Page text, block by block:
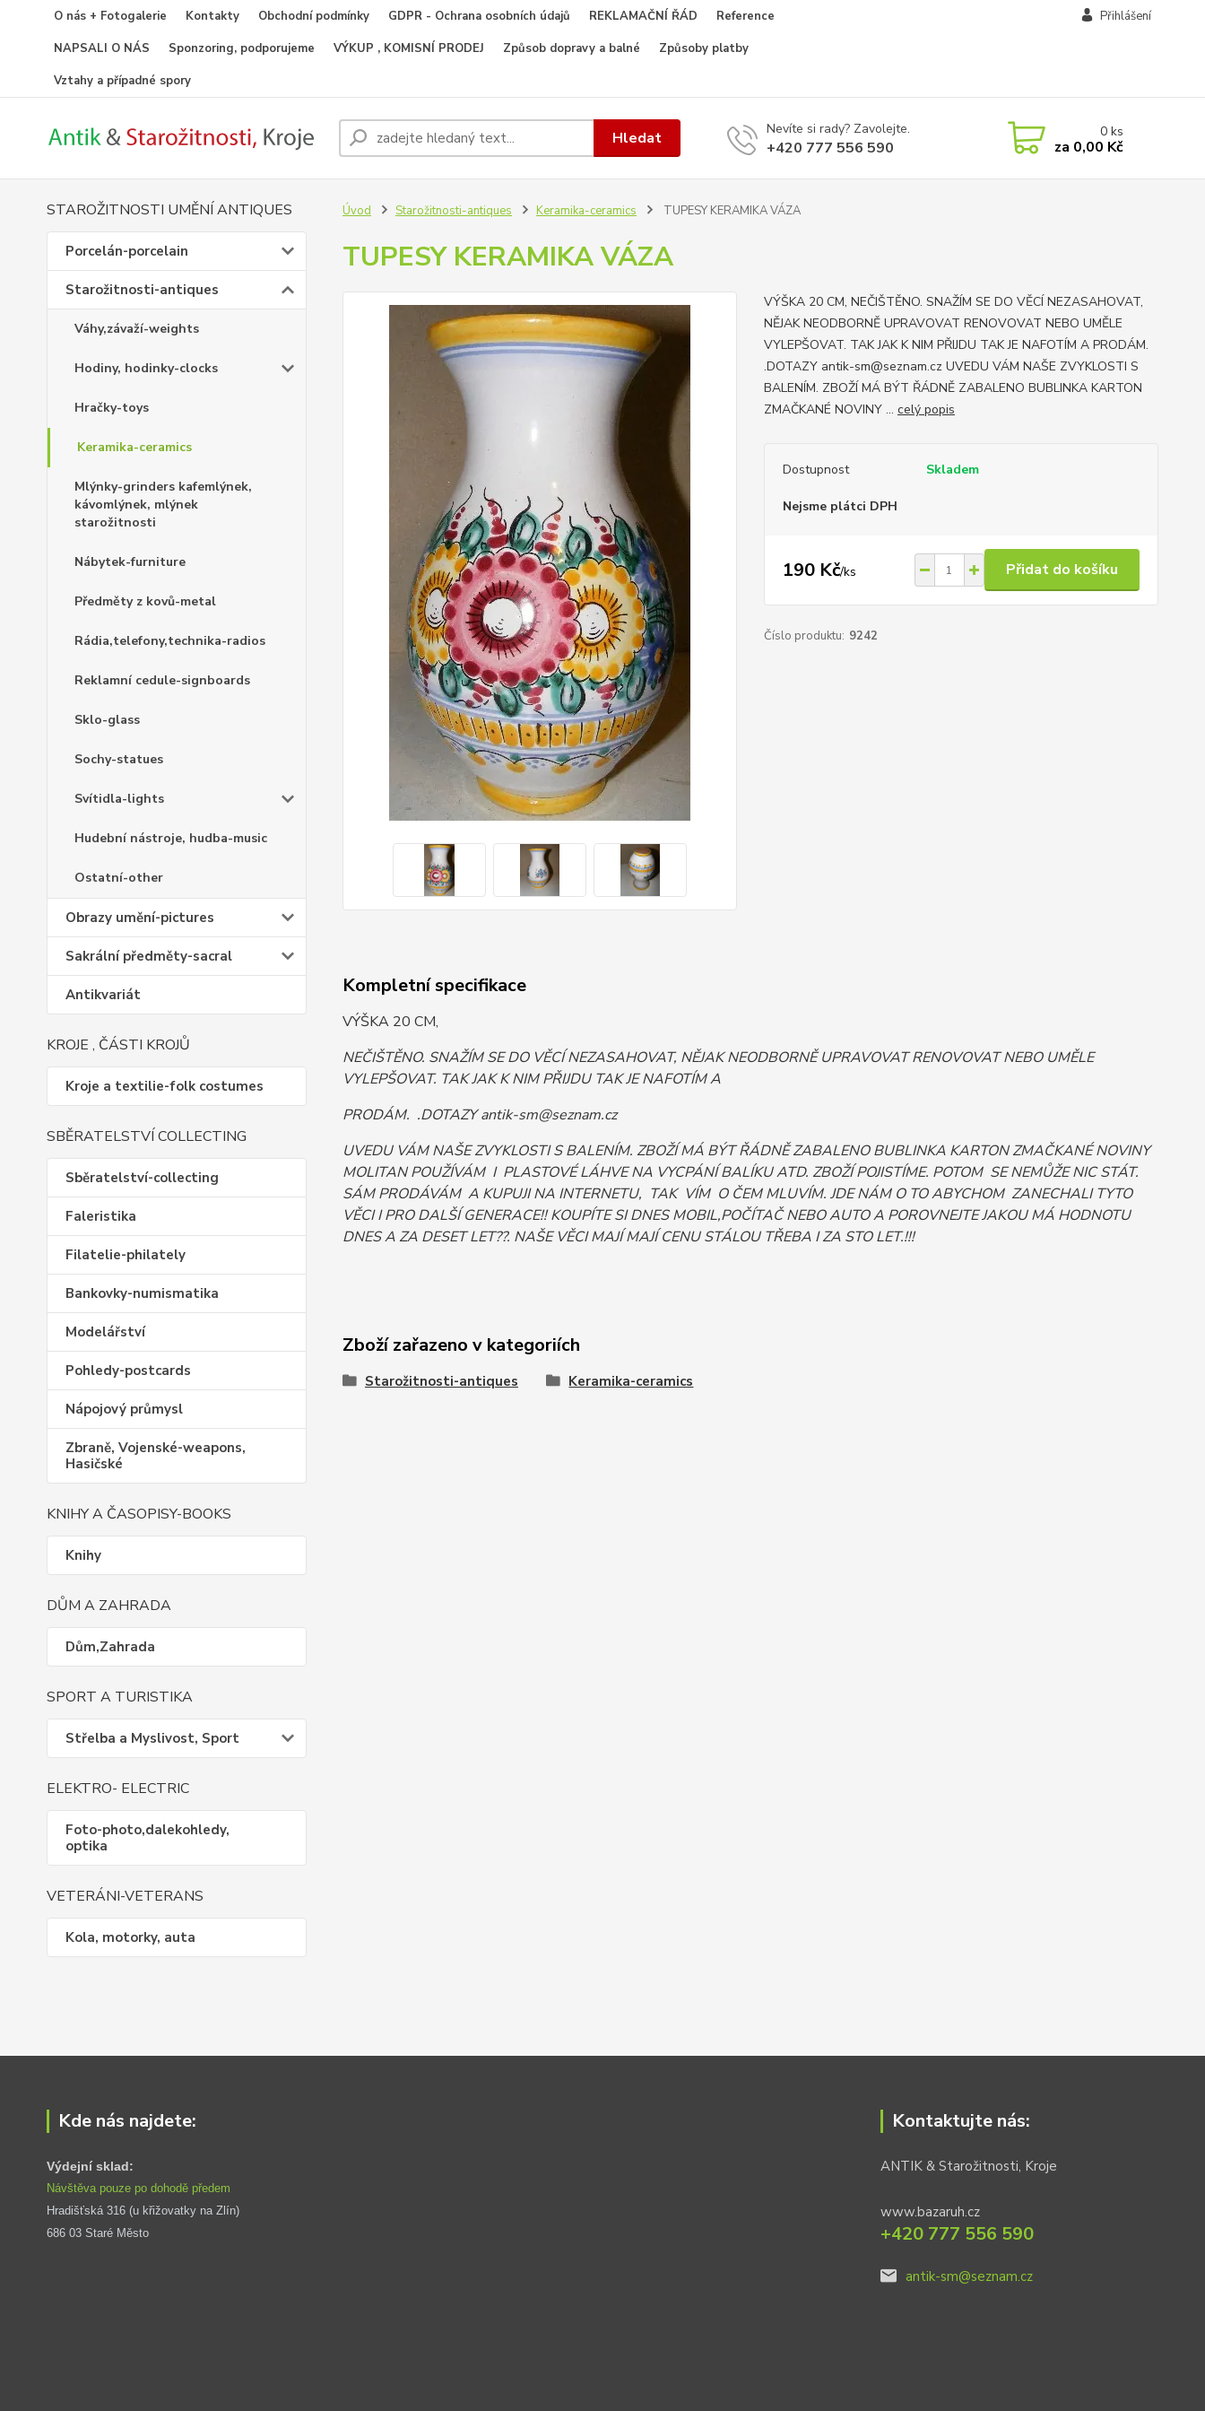
O nás + Fotogalerie Kontakty Obchodní podmínky GDPR - Ochrana osobních údajů REKLAMAČNÍ ŘÁD
Reference
NAPSALI O NÁS
Sponzoring, podporujeme VÝKUP , KOMISNÍ PRODEJ Způsob dopravy a balné
Způsoby platby
Vztahy a případné spory
Přihlášení
Hledat Nevíte si rady? Zavolejte.
+420 777 556 590
0ks
za 0,00 Kč
STAROŽITNOSTI UMĚNÍ ANTIQUES
Porcelán-porcelain
Starožitnosti-antiques
Váhy,závaží-weights
Hodiny, hodinky-clocks
Hračky-toys
Keramika-ceramics
Mlýnky-grinders kafemlýnek,
kávomlýnek, mlýnek
starožitnosti
Nábytek-furniture
Předměty z kovů-metal
Rádia,telefony,technika-radios
Reklamní cedule-signboards
Sklo-glass
Sochy-statues
Svítidla-lights
Hudební nástroje, hudba-music
Ostatní-other
Obrazy umění-pictures
Sakrální předměty-sacral
Antikvariát
KROJE , ČÁSTI KROJŮ
Kroje a textilie-folk costumes
SBĚRATELSTVÍ COLLECTING
Sběratelství-collecting
Faleristika
Filatelie-philately
Bankovky-numismatika
Modelářství
Pohledy-postcards
Nápojový průmysl
Zbraně, Vojenské-weapons,
Hasičské
KNIHY A ČASOPISY-BOOKS
Knihy
DŮM A ZAHRADA
Dům,Zahrada
SPORT A TURISTIKA
Střelba a Myslivost, Sport
ELEKTRO- ELECTRIC
Foto-photo,dalekohledy,
optika
VETERÁNI-VETERANS
Kola, motorky, auta
Úvod Starožitnosti-antiques Keramika-ceramics TUPESY KERAMIKA VÁZA
TUPESY KERAMIKA VÁZA
VÝŠKA 20 CM, NEČIŠTĚNO. SNAŽÍM SE DO VĚCÍ NEZASAHOVAT,
NĚJAK NEODBORNĚ UPRAVOVAT RENOVOVAT NEBO UMĚLE
VYLEPŠOVAT. TAK JAK K NIM PŘIJDU TAK JE NAFOTÍM A PRODÁM.
.DOTAZY antik-sm@seznam.cz UVEDU VÁM NAŠE ZVYKLOSTI S
BALENÍM. ZBOŽÍ MÁ BÝT ŘÁDNĚ ZABALENO BUBLINKA KARTON
ZMAČKANÉ NOVINY ... celý popis
Dostupnost Skladem
Nejsme plátci DPH
190 Kč/ks Přidat do košíku
Číslo produktu: 9242
Kompletní specifikace
VÝŠKA 20 CM,
NEČIŠTĚNO. SNAŽÍM SE DO VĚCÍ NEZASAHOVAT, NĚJAK NEODBORNĚ UPRAVOVAT RENOVOVAT NEBO UMĚLE
VYLEPŠOVAT. TAK JAK K NIM PŘIJDU TAK JE NAFOTÍM A
PRODÁM. .DOTAZY antik-sm@seznam.cz
UVEDU VÁM NAŠE ZVYKLOSTI S BALENÍM. ZBOŽÍ MÁ BÝT ŘÁDNĚ ZABALENO BUBLINKA KARTON ZMAČKANÉ NOVINY
MOLITAN POUŽÍVÁM I PLASTOVÉ LÁHVE NA VYCPÁNÍ BALÍKU ATD. ZBOŽÍ POJISTÍME. POTOM SE NEMŮŽE NIC STÁT.
SÁM PRODÁVÁM A KUPUJI NA INTERNETU, TAK VÍM O ČEM MLUVÍM. JDE NÁM O TO ABYCHOM ZANECHALI TYTO
VĚCI I PRO DALŠÍ GENERACE!! KOUPÍTE SI DNES MOBIL,POČÍTAČ NEBO AUTO A POROVNEJTE JAKOU MÁ HODNOTU
DNES A ZA DESET LET??. NAŠE VĚCI MAJÍ MAJÍ CENU STÁLOU TŘEBA I ZA STO LET.!!!
Zboží zařazeno v kategoriích
Starožitnosti-antiques Keramika-ceramics
Kde nás najdete:
Výdejní sklad:
Návštěva pouze po dohodě předem
Hradišťská 316 (u křižovatky na Zlín)
686 03 Staré Město
Kontaktujte nás:
ANTIK & Starožitnosti, Kroje
www.bazaruh.cz
+420 777 556 590
antik-sm@seznam.cz